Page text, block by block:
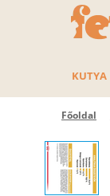
KUTYA
Főoldal